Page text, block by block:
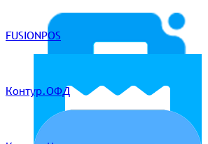
FUSIONPOS
Контур.ОФД